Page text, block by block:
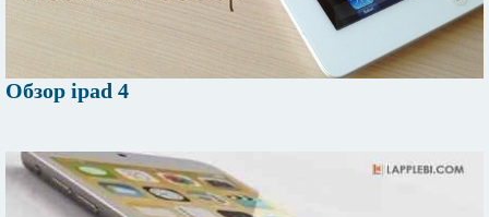
Обзор ipad 4